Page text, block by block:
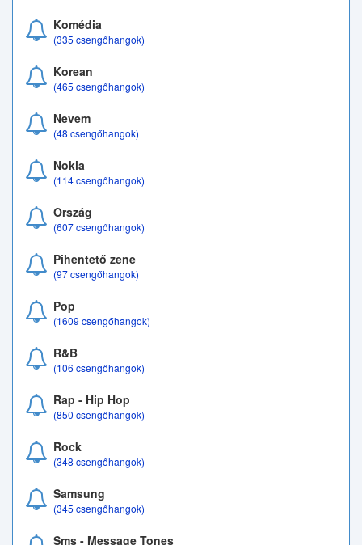
Komédia
(335 csengőhangok)
Korean
(465 csengőhangok)
Nevem
(48 csengőhangok)
Nokia
(114 csengőhangok)
Ország
(607 csengőhangok)
Pihentető zene
(97 csengőhangok)
Pop
(1609 csengőhangok)
R&B
(106 csengőhangok)
Rap - Hip Hop
(850 csengőhangok)
Rock
(348 csengőhangok)
Samsung
(345 csengőhangok)
Sms - Message Tones